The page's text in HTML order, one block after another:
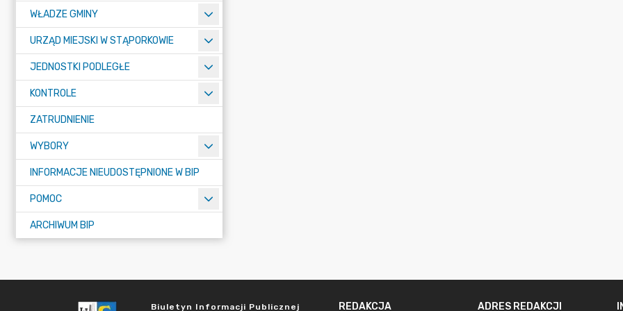
WŁADZE GMINY
URZĄD MIEJSKI W STĄPORKOWIE
JEDNOSTKI PODLEGŁE
KONTROLE
ZATRUDNIENIE
WYBORY
INFORMACJE NIEUDOSTĘPNIONE W BIP
POMOC
ARCHIWUM BIP
Biuletyn Informacji Publicznej REDAKCJA ADRES REDAKCJI